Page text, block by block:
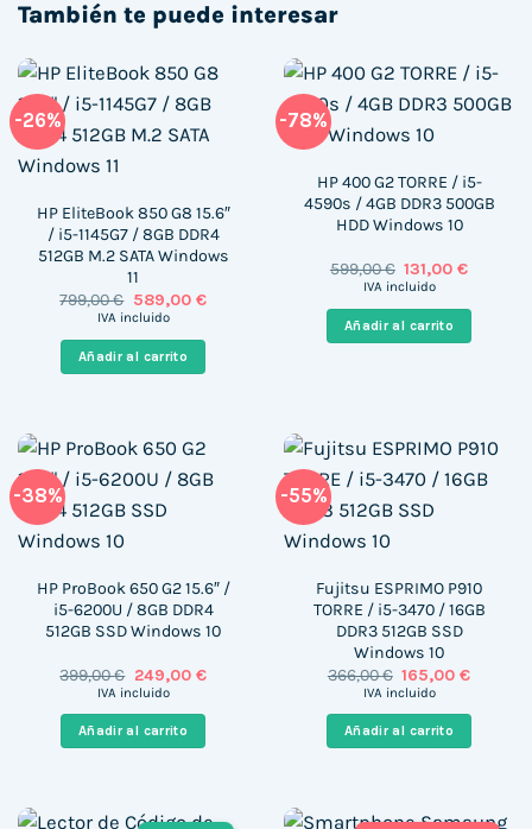
También te puede interesar
-26%
HP EliteBook 850 G8 15.6″
/ i5-1145G7 / 8GB DDR4
512GB M.2 SATA Windows
11
799,00€ El
precio
era:
799,00 €.
589,00 €El
es:
IVA incluido
Añadir al carrito
-78%
HP 400 G2 TORRE / i5-
4590s / 4GB DDR3 500GB
HDD Windows 10
599,00€ El
precio
era:
599,00 €.
131,00€El
es:
IVA incluido
Añadir al carrito
-38%
HP ProBook 650 G2 15.6″ /
i5-6200U / 8GB DDR4
512GB SSD Windows 10
399,00€ El
precio
era:
399,00 €.
249,00 €El
es:
249,00 €.
IVA incluido
Añadir al carrito
-55%
Fujitsu ESPRIMO P910
TORRE / i5-3470 / 16GB
DDR3 512GB SSD
Windows 10
366,00€ El
precio
era:
366,00 €.
165,00€El
es:
165,00
IVA incluido
Añadir al carrito